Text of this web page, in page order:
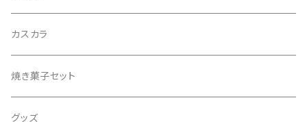
カスカラ
焼き菓子セット
グッズ